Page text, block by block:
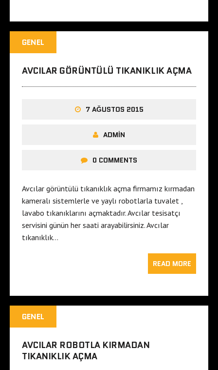
GENEL
AVCILAR GÖRÜNTÜLÜ TIKANIKLIK AÇMA
7 AĞUSTOS 2015
ADMIN
0 COMMENTS
Avcılar görüntülü tıkanıklık açma firmamız kırmadan
kameralı sistemlerle ve yaylı robotlarla tuvalet ,
lavabo tıkanıklarını açmaktadır. Avcılar tesisatçı
servisini günün her saati arayabilirsiniz. Avcılar
tıkanıklık…
READ MORE
GENEL
AVCILAR ROBOTLA KIRMADAN
TIKANIKLIK AÇMA